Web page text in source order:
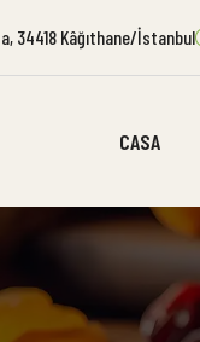
34418 Kâğıthane/İstanbul
CASA